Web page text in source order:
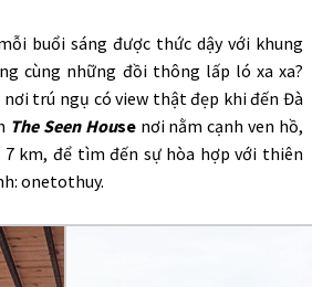
buổi sáng được thức dậy với khung
cùng những đồi thông lấp ló xa xa?
trú ngụ có view thật đẹp khi đến Đà
The Seen Housenơi nằm cạnh ven hồ,
km, để tìm đến sự hòa hợp với thiên
onetothuy.